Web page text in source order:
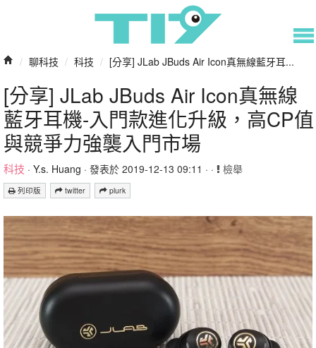
/ 聊科技 / 科技 / [分享] JLab JBuds Air Icon真無線藍牙耳...
[分享] JLab JBuds Air Icon真無線
藍牙耳機-入門款進化升級，高CP值
與競爭力強襲入門市場
科技 · Y.s. Huang · 發表於 2019-12-13 09:11 · · 檢舉
列印版 twitter plurk